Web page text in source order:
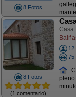
8 Fotos
8 Fotos
(1 comentario)
Casa
12
75